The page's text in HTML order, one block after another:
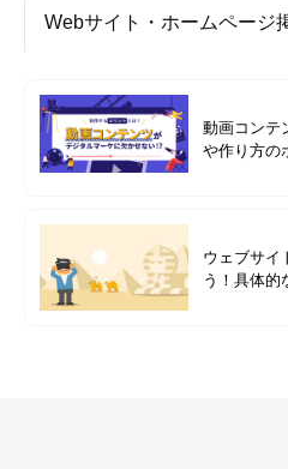
Webサイト・ホームページ
動画コンテ
や作り方の
ウェブサイ
う！具体的